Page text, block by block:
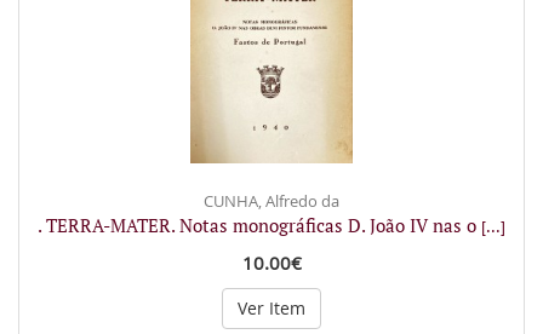
CUNHA, Alfredo da
. TERRA-MATER. Notas monográficas D. João IV nas o [...]
10.00€
Ver Item